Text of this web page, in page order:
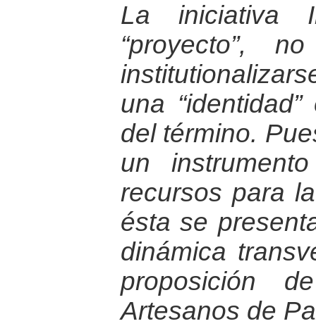
La iniciativa
“proyecto”,
una
del término.
un
recursos para
ésta se
dinámica
proposición
Artesanos de